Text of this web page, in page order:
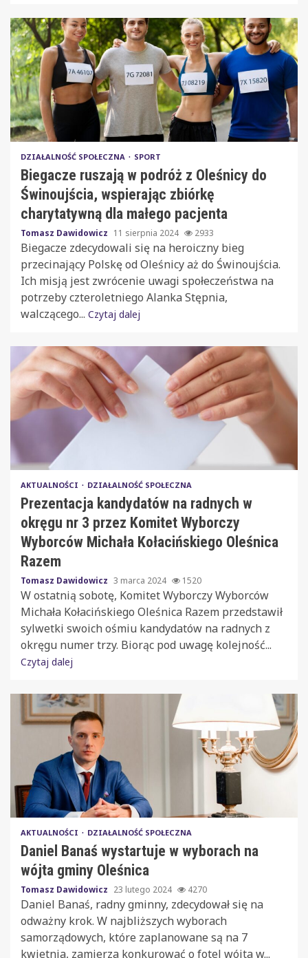
DZIAŁALNOŚĆ SPOŁECZNA SPORT
Biegacze ruszają w podróż z Oleśnicy do
Świnoujścia, wspierając zbiórkę
charytatywną dla małego pacjenta
Tomasz Dawidowicz 11 sierpnia 2024 2933
Biegacze zdecydowali się na heroiczny bieg
przecinający Polskę od Oleśnicy aż do Świnoujścia.
Ich misją jest zwrócenie uwagi społeczeństwa na
potrzeby czteroletniego Alanka Stępnia,
walczącego... Czytaj dalej
AKTUALNOŚCI DZIAŁALNOŚĆ SPOŁECZNA
Prezentacja kandydatów na radnych w
okręgu nr 3 przez Komitet Wyborczy
Wyborców Michała Kołacińskiego Oleśnica
Razem
Tomasz Dawidowicz 3 marca 2024 1520
W ostatnią sobotę, Komitet Wyborczy Wyborców
Michała Kołacińskiego Oleśnica Razem przedstawił
sylwetki swoich ośmiu kandydatów na radnych z
okręgu numer trzy. Biorąc pod uwagę kolejność...
Czytaj dalej
AKTUALNOŚCI DZIAŁALNOŚĆ SPOŁECZNA
Daniel Banaś wystartuje w wyborach na
wójta gminy Oleśnica
Tomasz Dawidowicz 23 lutego 2024 4270
Daniel Banaś, radny gminny, zdecydował się na
odważny krok. W najbliższych wyborach
samorządowych, które zaplanowane są na 7
kwietnia, zamierza konkurować o fotel wójta w...